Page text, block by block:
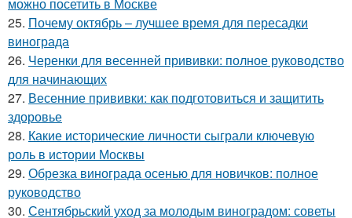
25. Почему октябрь – лучшее время для пересадки
винограда
26. Черенки для весенней прививки: полное руководство
для начинающих
27. Весенние прививки: как подготовиться и защитить
здоровье
28. Какие исторические личности сыграли ключевую
роль в истории Москвы
29. Обрезка винограда осенью для новичков: полное
руководство
30. Сентябрьский уход за молодым виноградом: советы